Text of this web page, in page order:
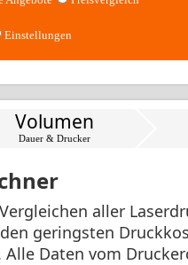
Einstellungen
Volumen
Dauer & Drucker
aller
geringsten
Daten vom